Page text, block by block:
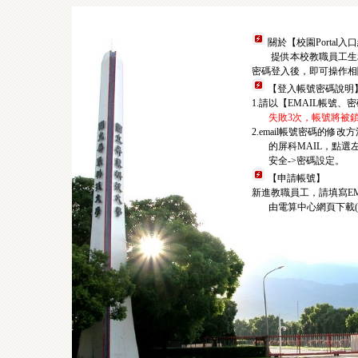
關於【校園Portal入
提供本校教職員工生
密碼登入後，即可操作
【登入帳號密碼說明
1.請以【EMAIL帳號、
失敗3次，帳號將被鎖
2.email帳號密碼的修改
的屏科MAIL，點選左
安全->密碼設定。
【申請帳號】
新進教職員工，請填寫
由電算中心網頁下